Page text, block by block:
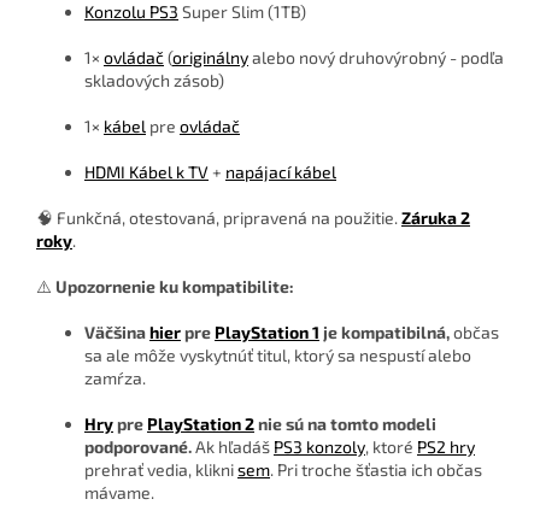
Konzolu PS3 Super Slim (1TB)
1× ovládač(originálnyalebo nový druhovýrobný - podľa
skladových zásob)
1× kábel pre ovládač
HDMI Kábel k TV+ napájací kábel
🧠 Funkčná, otestovaná, pripravená na použitie. Záruka 2
roky.
⚠️ Upozornenie ku kompatibilite:
Väčšinahierpre PlayStation 1 je kompatibilná,občas
sa ale môže vyskytnúť titul, ktorý sa nespustí alebo
zamŕza.
Hrypre PlayStation 2nie sú na tomto modeli
podporované.Ak hľadáš PS3 konzoly, ktoré PS2 hry
prehrať vedia, kliknisem. Pri troche šťastia ich občas
mávame.